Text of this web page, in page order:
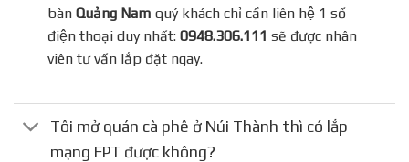
bànQuảng Namquý khách chỉ cần liên hệ 1 số
điện thoại duy nhất:0948.306.111 sẽ được nhân
viên tư vấn lắp đặt ngay.
Tôi mở quán cà phê ở Núi Thành thì có lắp
mạng FPT được không?